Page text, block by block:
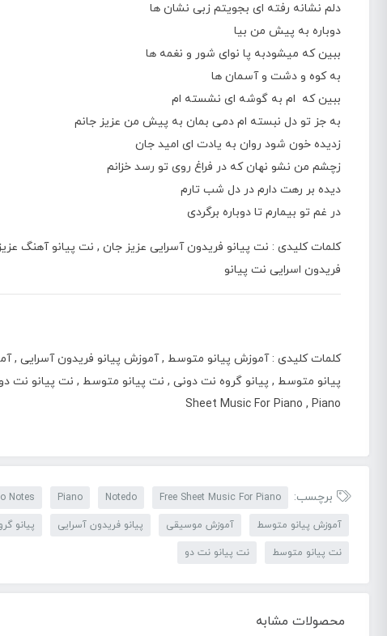
دلم نشانه رفته ای بجویتم زبی نشان ها
دوباره به پیش من بیا
ببین که میشودبه پا نوای شور و نغمه ها
به کوه و دشت و آسمان ها
ببین که ام به گوشه ای نشسته ام
به جز تو دل نبسته ام دمی بمان به پیش من عزیز جانم
زدیده خون شود روان به یادت ای امید جان
زچشم من نشو نهان که در فراغ روی تو رسد خزانم
دیده بر رهت دارم در دل شب تارم
در غم تو بیمارم تا دوباره برگردی
کلمات کلیدی : نت پیانو فریدون آسرایی عزیز جان , نت پیانو آهنگ
فریدون اسرایی نت پیانو
کلمات کلیدی : آموزش پیانو متوسط , آموزش پیانو فریدون آسرایی ,
Sheet Music For Piano , Piano
برچسب: Free Sheet Music For Piano
Notedo
Piano
Notes
آموزش پیانو متوسط آموزش موسیقی پیانو فریدون آسرایی پیانو
نت پیانو متوسط نت پیانو نت دو
محصولات مشابه